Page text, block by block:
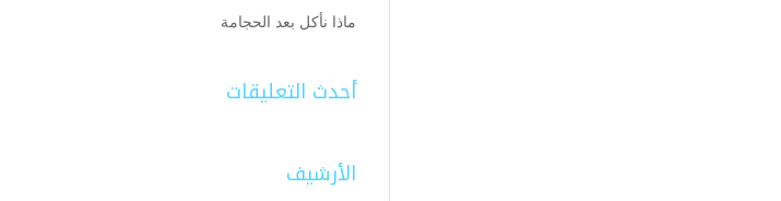
ماذا نأكل بعد الحجامة
أحدث التعليقات
الأرشيف